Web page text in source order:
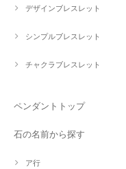
デザインブレスレット
シンプルブレスレット
チャクラブレスレット
ペンダントトップ
石の名前から探す
ア行